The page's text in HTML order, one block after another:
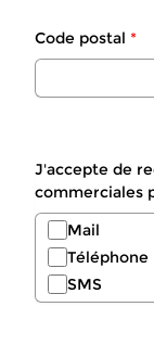
Code postal *
J'accepte de
commerciales
Mail
Téléphone
SMS